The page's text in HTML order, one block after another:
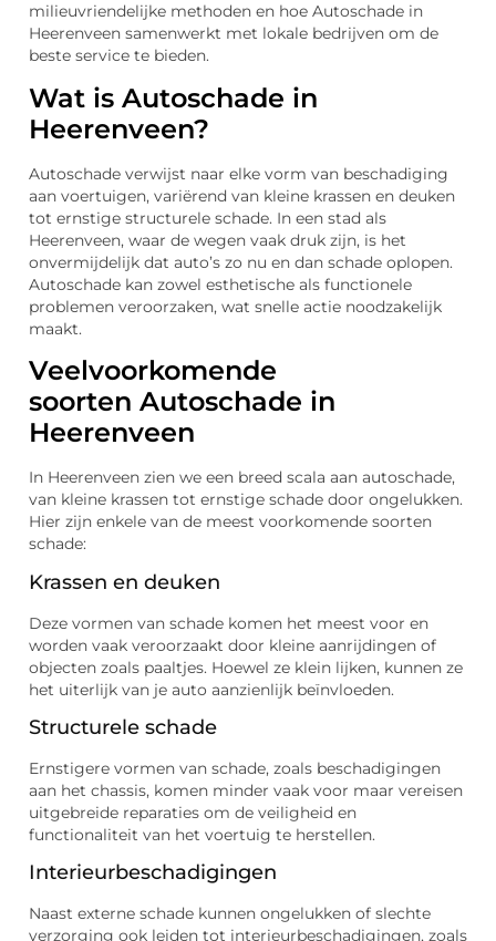
milieuvriendelijke methoden en hoe Autoschade in
Heerenveen samenwerkt met lokale bedrijven om de
beste service te bieden.
Wat is Autoschade in
Heerenveen?
Autoschade verwijst naar elke vorm van beschadiging
aan voertuigen, variërend van kleine krassen en deuken
tot ernstige structurele schade. In een stad als
Heerenveen, waar de wegen vaak druk zijn, is het
onvermijdelijk dat auto’s zo nu en dan schade oplopen.
Autoschade kan zowel esthetische als functionele
problemen veroorzaken, wat snelle actie noodzakelijk
maakt.
Veelvoorkomende
soorten Autoschade in
Heerenveen
In Heerenveen zien we een breed scala aan autoschade,
van kleine krassen tot ernstige schade door ongelukken.
Hier zijn enkele van de meest voorkomende soorten
schade:
Krassen en deuken
Deze vormen van schade komen het meest voor en
worden vaak veroorzaakt door kleine aanrijdingen of
objecten zoals paaltjes. Hoewel ze klein lijken, kunnen ze
het uiterlijk van je auto aanzienlijk beïnvloeden.
Structurele schade
Ernstigere vormen van schade, zoals beschadigingen
aan het chassis, komen minder vaak voor maar vereisen
uitgebreide reparaties om de veiligheid en
functionaliteit van het voertuig te herstellen.
Interieurbeschadigingen
Naast externe schade kunnen ongelukken of slechte
verzorging ook leiden tot interieurbeschadigingen, zoals